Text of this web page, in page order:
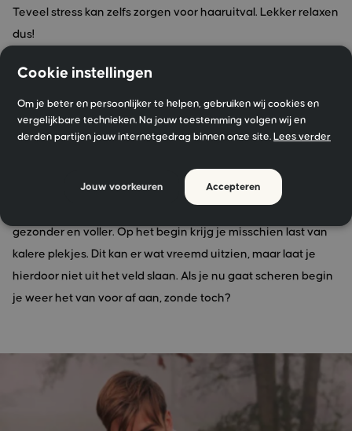
Teveel stress kan zelfs zorgen voor haaruitval. Lekker relaxen
dus!
Hydratatie: hydratatie van je huid van binnen en buiten is
erg belangrijk. Drink daarom iedere dag minimaal twee liter
water, hiermee spoel je de afvalstoffen uit je lichaam en blijft
je huid van binnenuit gehydrateerd. De buitenkant heeft ook
wat aandacht nodig. Was je baard om de dag met een milde
shampoo om de haren schoon en fris te houden. Verzorg
gezonder en voller. Op het begin krijg je misschien last van
kalere plekjes. Dit kan er wat vreemd uitzien, maar laat je
hierdoor niet uit het veld slaan. Als je nu gaat scheren begin
je weer het van voor af aan, zonde toch?
Cookie instellingen
Om je beter en persoonlijker te helpen, gebruiken wij cookies en
vergelijkbare technieken. Na jouw toestemming volgen wij en
derden partijen jouw internetgedrag binnen onze site. Lees verder
Accepteren
Jouw voorkeuren